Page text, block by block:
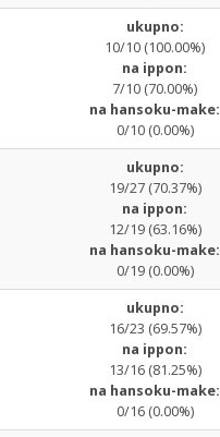
ukupno:
10/10 (100.00%)
na ippon:
7/10 (70.00%)
na hansoku-make:
0/10 (0.00%)
ukupno:
19/27 (70.37%)
na ippon:
12/19 (63.16%)
na hansoku-make:
0/19 (0.00%)
ukupno:
16/23 (69.57%)
na ippon:
13/16 (81.25%)
na hansoku-make:
0/16 (0.00%)